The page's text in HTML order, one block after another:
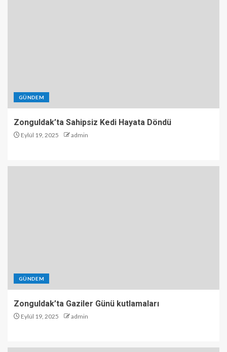
GÜNDEM
Zonguldak’ta Sahipsiz Kedi Hayata Döndü
Eylül 19, 2025 admin
GÜNDEM
Zonguldak’ta Gaziler Günü kutlamaları
Eylül 19, 2025 admin